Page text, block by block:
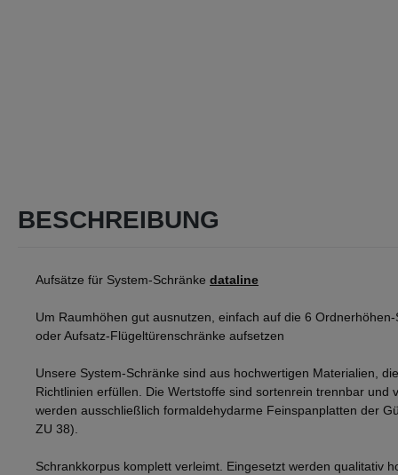
BESCHREIBUNG
Aufsätze für System-Schränke dataline
Um Raumhöhen gut ausnutzen, einfach auf die 6
oder Aufsatz-Flügeltürenschränke aufsetzen
Unsere System-Schränke sind aus hochwertigen Materialien,
Richtlinien erfüllen. Die Wertstoffe sind sortenrein trennbar und
werden ausschließlich formaldehydarme Feinspanplatten der
ZU 38).
Schrankkorpus komplett verleimt. Eingesetzt werden qualitativ